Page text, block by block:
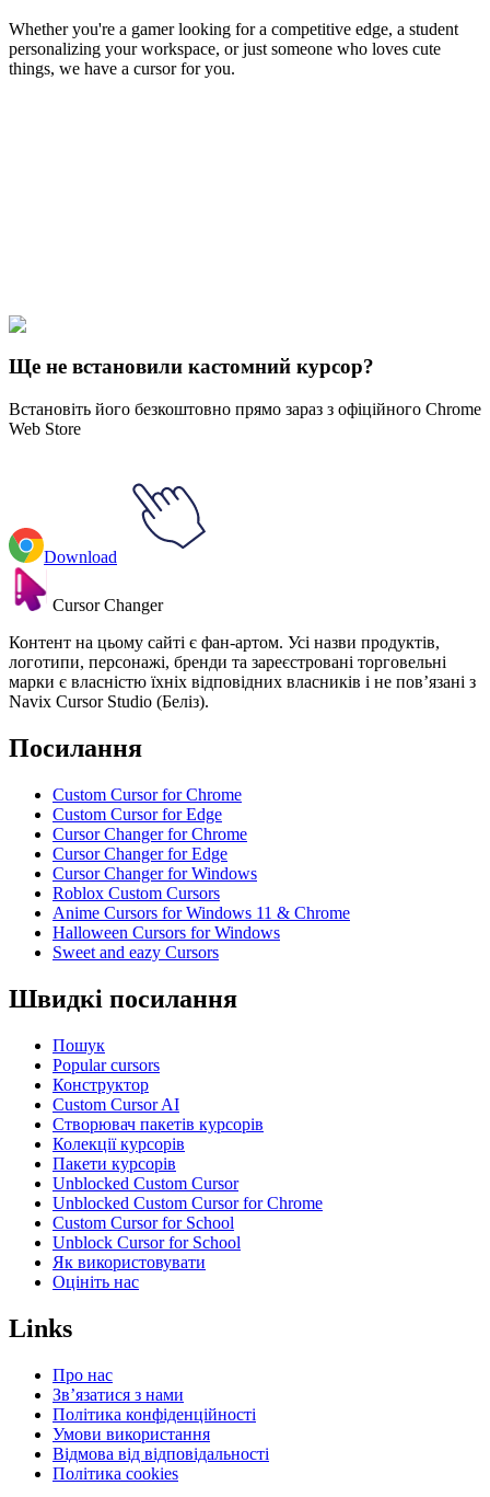
Whether you're a gamer looking for a competitive edge, a student
personalizing your workspace, or just someone who loves cute
things, we have a cursor for you.
🚀 For Browser
Ще не встановили кастомний курсор?
Встановіть його безкоштовно прямо зараз з офіційного Chrome
Web Store
Download
Cursor Changer
Контент на цьому сайті є фан-артом. Усі назви продуктів,
логотипи, персонажі, бренди та зареєстровані торговельні
марки є власністю їхніх відповідних власників і не пов’язані з
Navix Cursor Studio (Беліз).
Посилання
Custom Cursor for Chrome
Custom Cursor for Edge
Cursor Changer for Chrome
Cursor Changer for Edge
Cursor Changer for Windows
Roblox Custom Cursors
Anime Cursors for Windows 11 & Chrome
Halloween Cursors for Windows
Sweet and eazy Cursors
Швидкі посилання
Пошук
Popular cursors
Конструктор
Custom Cursor AI
Створювач пакетів курсорів
Колекції курсорів
Пакети курсорів
Unblocked Custom Cursor
Unblocked Custom Cursor for Chrome
Custom Cursor for School
Unblock Cursor for School
Як використовувати
Оцініть нас
Links
Про нас
Зв’язатися з нами
Політика конфіденційності
Умови використання
Відмова від відповідальності
Політика cookies